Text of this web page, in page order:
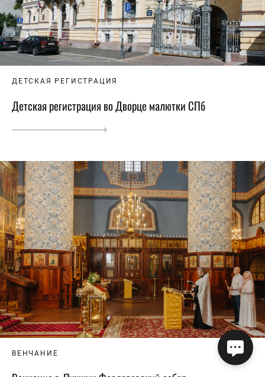
ДЕТСКАЯ РЕГИСТРАЦИЯ
Детская регистрация во Дворце малютки СПб
ВЕНЧАНИЕ